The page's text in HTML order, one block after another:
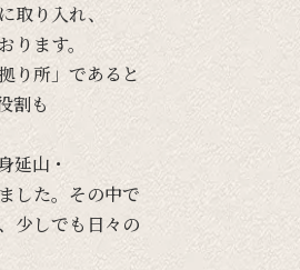
取り入れ、
ります。
拠り所」であると
割も
延山・
した。 その中で
少しでも 日々の